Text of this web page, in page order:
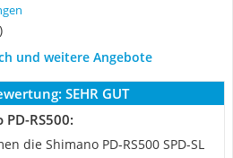
)
und weitere Angebote
SEHR GUT
RS500:
die Shimano PD-RS500 SPD-SL